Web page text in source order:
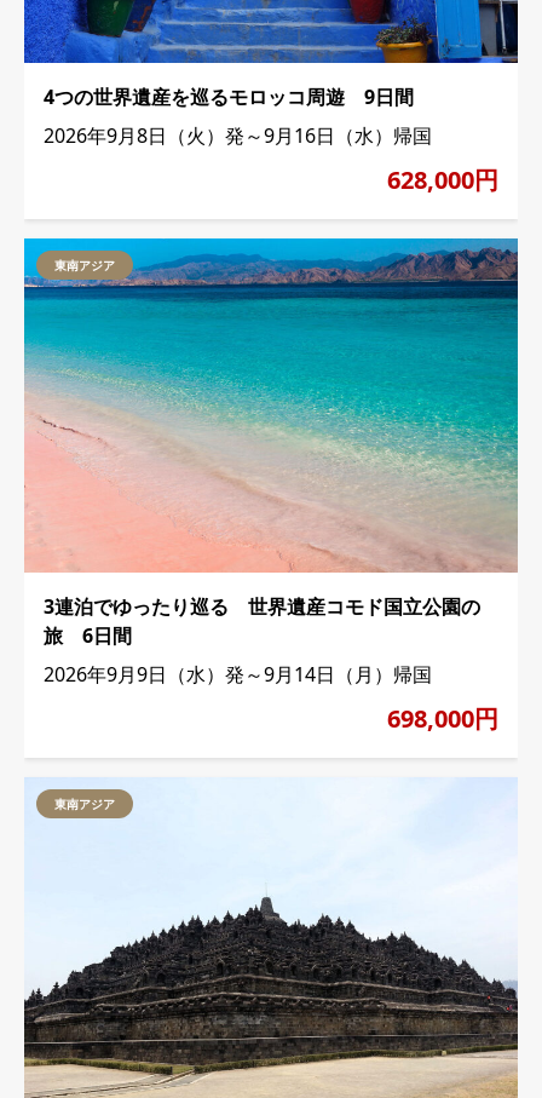
4つの世界遺産を巡るモロッコ周遊 9日間
2026年9月8日（火）発～9月16日（水）帰国
628,000円
東南アジア
3連泊でゆったり巡る 世界遺産コモド国立公園の
旅 6日間
2026年9月9日（水）発～9月14日（月）帰国
698,000円
東南アジア